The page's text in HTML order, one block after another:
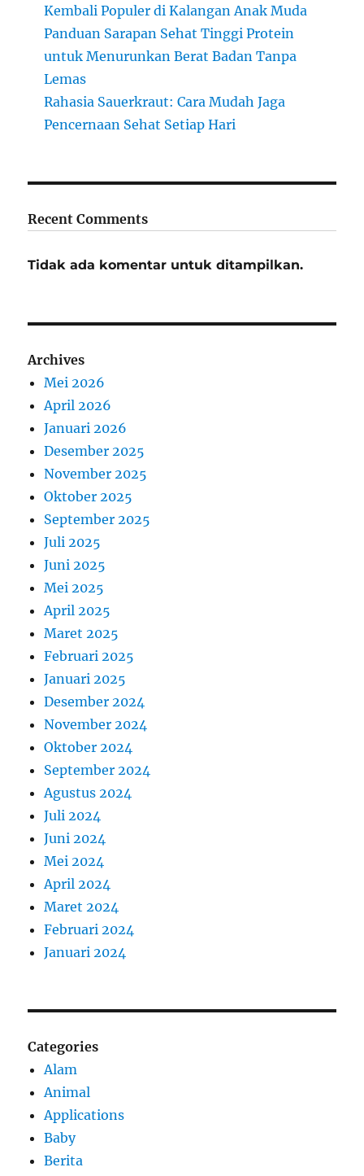
Kembali Populer di Kalangan Anak Muda
Panduan Sarapan Sehat Tinggi Protein
untuk Menurunkan Berat Badan Tanpa
Lemas
Rahasia Sauerkraut: Cara Mudah Jaga
Pencernaan Sehat Setiap Hari
Recent Comments
Tidak ada komentar untuk ditampilkan.
Archives
Mei 2026
April 2026
Januari 2026
Desember 2025
November 2025
Oktober 2025
September 2025
Juli 2025
Juni 2025
Mei 2025
April 2025
Maret 2025
Februari 2025
Januari 2025
Desember 2024
November 2024
Oktober 2024
September 2024
Agustus 2024
Juli 2024
Juni 2024
Mei 2024
April 2024
Maret 2024
Februari 2024
Januari 2024
Categories
Alam
Animal
Applications
Baby
Berita